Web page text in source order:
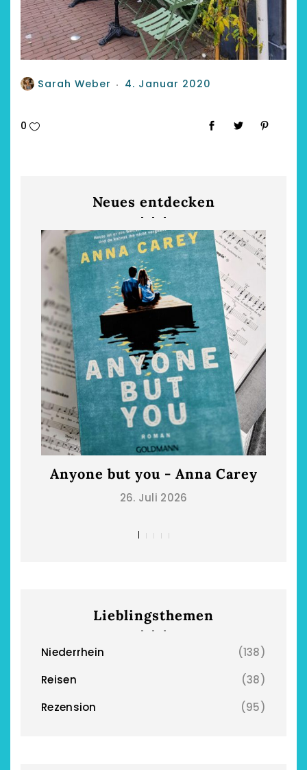
Neues entdecken
Anyone but you - Anna Carey
26. Juli 2026
Lieblingsthemen
Niederrhein
(138)
Reisen
(38)
Rezension
(95)
Sarah Weber 4. Januar 2020
0